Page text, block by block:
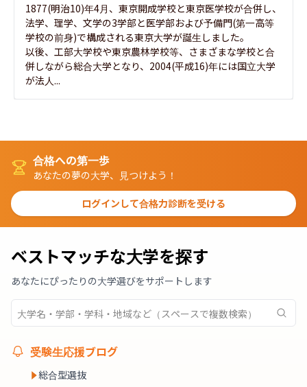
1877(明治10)年4月、東京開成学校と東京医学校が合併し、
法学、理学、文学の3学部と医学部および予備門(第一高等
学校の前身)で構成される東京大学が誕生しました。
以後、工部大学校や東京農林学校等、さまざまな学校と合
併しながら総合大学となり、2004(平成16)年には国立大学
が法人...
合格への第一歩
あなたの夢の大学、見つけよう！
ログインして合格力診断を受ける
ベストマッチな大学を探す
あなたにぴったりの大学選びをサポートします
受験生応援ブログ
総合型選抜